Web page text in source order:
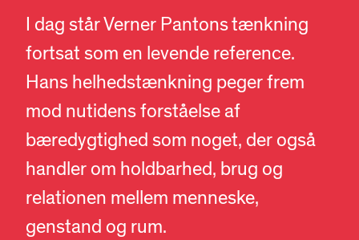
I dag står Verner Pantons tænkning
fortsat som en levende reference.
Hans helhedstænkning peger frem
mod nutidens forståelse af
bæredygtighed som noget, der også
handler om holdbarhed, brug og
relationen mellem menneske,
genstand og rum.